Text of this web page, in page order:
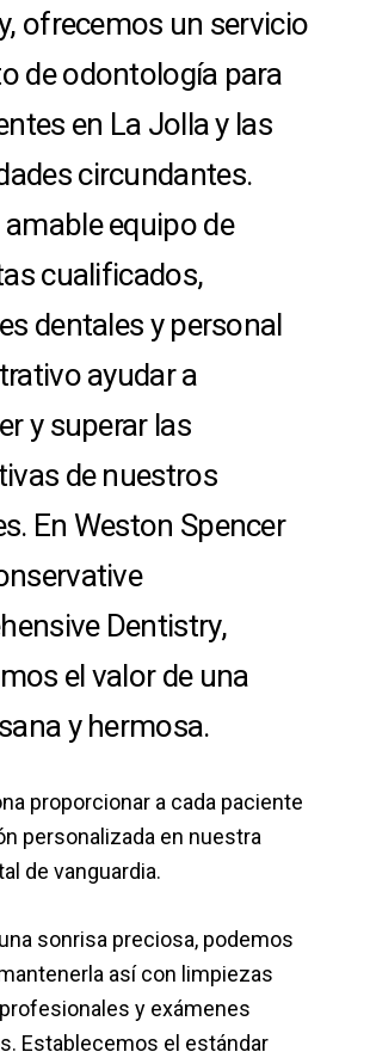
ofrecemos un servicio
de odontología para
en La Jolla y las
circundantes.
equipo de
cualificados,
dentales y personal
ayudar a
y superar las
de nuestros
En Weston Spencer
Dentistry,
el valor de una
y hermosa.
proporcionar a cada paciente
personalizada en nuestra
de vanguardia.
sonrisa preciosa, podemos
así con limpiezas
y exámenes
Establecemos el estándar